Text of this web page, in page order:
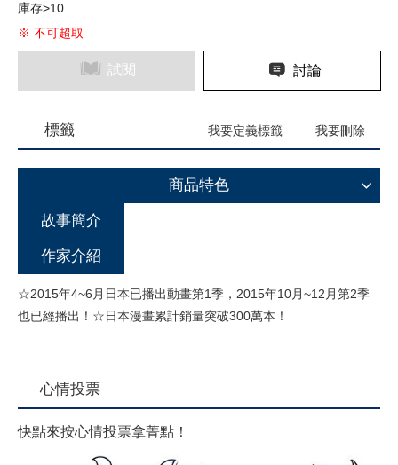
庫存>10
※ 不可超取
試閱 討論
標籤 我要定義標籤 我要刪除
商品特色
故事簡介
作家介紹
☆2015年4~6月日本已播出動畫第1季，2015年10月~12月第2季
也已經播出！☆日本漫畫累計銷量突破300萬本！
心情投票
快點來按心情投票拿菁點！